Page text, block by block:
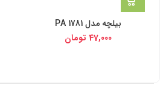
بيلچه مدل PA 1781
47,000 تومان